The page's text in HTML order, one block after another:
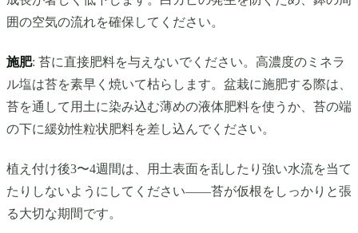
囲の空気の流れを確保してください。
施肥: 苔に直接肥料を与えないでください。高濃度のミネラ
ル塩は苔を素早く焼いて枯らします。盆栽に施肥する際は、
苔を通して用土に染み込む薄めの液体肥料を使うか、苔の端
の下に緩効性粒状肥料を差し込んでください。
植え付け後3〜4週間は、用土表面を乱したり強い水流を当て
たりしないようにしてください——苔が仮根をしっかりと張
る大切な期間です。